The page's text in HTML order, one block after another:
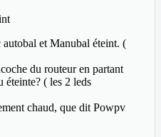
et Manubal éteint. (
du routeur en partant
éteinte? ( les 2 leds
chaud, que dit Powpv